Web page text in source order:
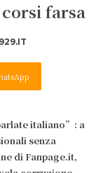
farsa
italiano”: a
senza
di Fanpage.it,